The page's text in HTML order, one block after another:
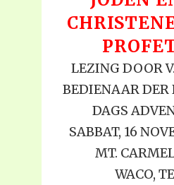
LEZING DOOR
BEDIENAAR DER
DAGS
SABBAT, 16
MT.
WACO,